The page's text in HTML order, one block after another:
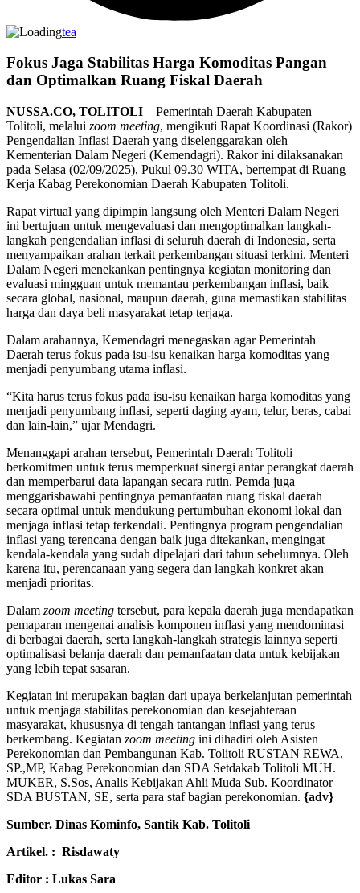
tea
Fokus Jaga Stabilitas Harga Komoditas Pangan
dan Optimalkan Ruang Fiskal Daerah
NUSSA.CO, TOLITOLI – Pemerintah Daerah Kabupaten
Tolitoli, melalui zoom meeting, mengikuti Rapat Koordinasi (Rakor)
Pengendalian Inflasi Daerah yang diselenggarakan oleh
Kementerian Dalam Negeri (Kemendagri). Rakor ini dilaksanakan
pada Selasa (02/09/2025), Pukul 09.30 WITA, bertempat di Ruang
Kerja Kabag Perekonomian Daerah Kabupaten Tolitoli.
Rapat virtual yang dipimpin langsung oleh Menteri Dalam Negeri
ini bertujuan untuk mengevaluasi dan mengoptimalkan langkah-
langkah pengendalian inflasi di seluruh daerah di Indonesia, serta
menyampaikan arahan terkait perkembangan situasi terkini. Menteri
Dalam Negeri menekankan pentingnya kegiatan monitoring dan
evaluasi mingguan untuk memantau perkembangan inflasi, baik
secara global, nasional, maupun daerah, guna memastikan stabilitas
harga dan daya beli masyarakat tetap terjaga.
Dalam arahannya, Kemendagri menegaskan agar Pemerintah
Daerah terus fokus pada isu-isu kenaikan harga komoditas yang
menjadi penyumbang utama inflasi.
“Kita harus terus fokus pada isu-isu kenaikan harga komoditas yang
menjadi penyumbang inflasi, seperti daging ayam, telur, beras, cabai
dan lain-lain,” ujar Mendagri.
Menanggapi arahan tersebut, Pemerintah Daerah Tolitoli
berkomitmen untuk terus memperkuat sinergi antar perangkat daerah
dan memperbarui data lapangan secara rutin. Pemda juga
menggarisbawahi pentingnya pemanfaatan ruang fiskal daerah
secara optimal untuk mendukung pertumbuhan ekonomi lokal dan
menjaga inflasi tetap terkendali. Pentingnya program pengendalian
inflasi yang terencana dengan baik juga ditekankan, mengingat
kendala-kendala yang sudah dipelajari dari tahun sebelumnya. Oleh
karena itu, perencanaan yang segera dan langkah konkret akan
menjadi prioritas.
Dalam zoom meeting tersebut, para kepala daerah juga mendapatkan
pemaparan mengenai analisis komponen inflasi yang mendominasi
di berbagai daerah, serta langkah-langkah strategis lainnya seperti
optimalisasi belanja daerah dan pemanfaatan data untuk kebijakan
yang lebih tepat sasaran.
Kegiatan ini merupakan bagian dari upaya berkelanjutan pemerintah
untuk menjaga stabilitas perekonomian dan kesejahteraan
masyarakat, khususnya di tengah tantangan inflasi yang terus
berkembang. Kegiatan zoom meeting ini dihadiri oleh Asisten
Perekonomian dan Pembangunan Kab. Tolitoli RUSTAN REWA,
SP.,MP, Kabag Perekonomian dan SDA Setdakab Tolitoli MUH.
MUKER, S.Sos, Analis Kebijakan Ahli Muda Sub. Koordinator
SDA BUSTAN, SE, serta para staf bagian perekonomian. {adv}
Sumber. Dinas Kominfo, Santik Kab. Tolitoli
Artikel. : Risdawaty
Editor : Lukas Sara